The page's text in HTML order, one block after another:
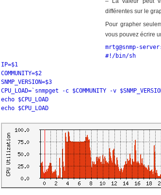
différentes sur le
Pour grapher
vous pouvez écrire
mrtg@snmp-
#!/bin/sh
IP=$1
COMMUNITY=$2
SNMP_VERSION=$3
CPU_LOAD=`snmpget -c $COMMUNITY -v
echo $CPU_LOAD